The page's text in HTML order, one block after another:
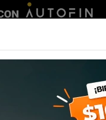
EQUIPAMIENTO